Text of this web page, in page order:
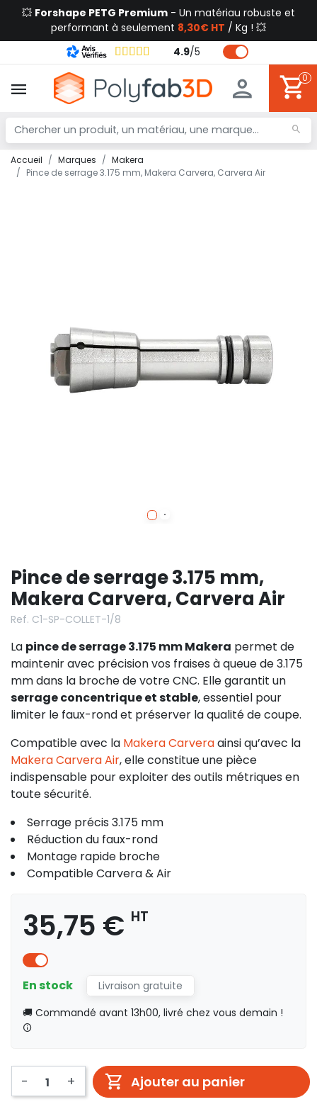
💥 Forshape PETG Premium - Un matériau robuste et
performant à seulement 8,30€ HT / Kg ! 💥
4.9/5
0
Accueil Marques
Makera
Pince de serrage 3.175 mm, Makera Carvera, Carvera Air
Pince de serrage 3.175 mm,
Makera Carvera, Carvera Air
Ref. C1-SP-COLLET-1/8
La pince de serrage 3.175 mm Makera permet de
maintenir avec précision vos fraises à queue de 3.175
mm dans la broche de votre CNC. Elle garantit un
serrage concentrique et stable, essentiel pour
limiter le faux-rond et préserver la qualité de coupe.
Compatible avec la Makera Carveraainsi qu’avec la
Makera Carvera Air, elle constitue une pièce
indispensable pour exploiter des outils métriques en
toute sécurité.
Serrage précis 3.175 mm
Réduction du faux-rond
Montage rapide broche
Compatible Carvera & Air
35,75 € HT
En stock
Livraison gratuite
🚚 Commandé avant 13h00, livré chez vous demain !
- + Ajouter au panier